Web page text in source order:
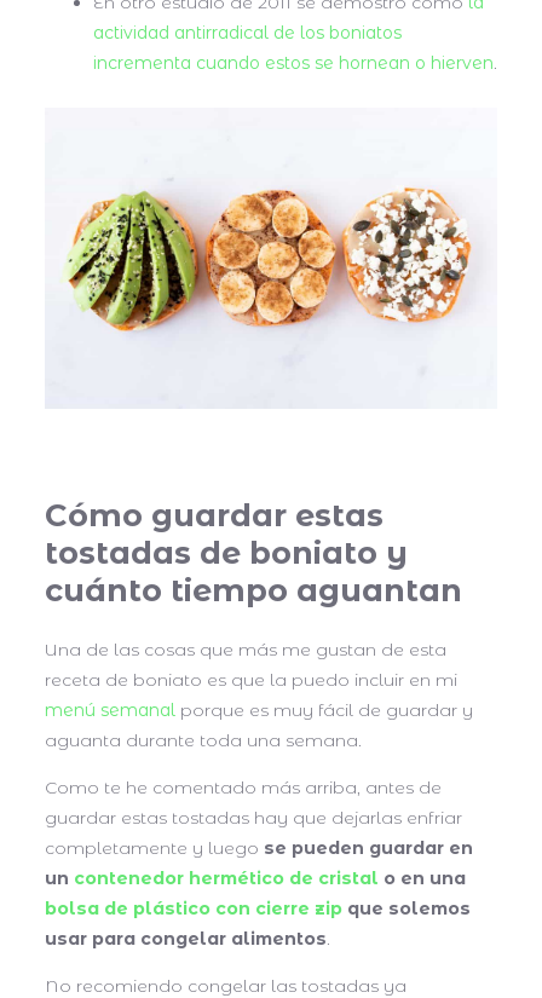
actividad antirradical de los boniatos
incrementa cuando estos se hornean o hierven.
Cómo guardar estas
tostadas de boniato y
cuánto tiempo aguantan
Una de las cosas que más me gustan de esta
receta de boniato es que la puedo incluir en mi
menú semanal porque es muy fácil de guardar y
aguanta durante toda una semana.
Como te he comentado más arriba, antes de
guardar estas tostadas hay que dejarlas enfriar
completamente y luego se pueden guardar en
un contenedor hermético de cristal o en una
bolsa de plástico con cierre zip que solemos
usar para congelar alimentos
No recomiendo congelar las tostadas ya